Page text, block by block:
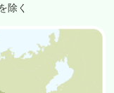
除く